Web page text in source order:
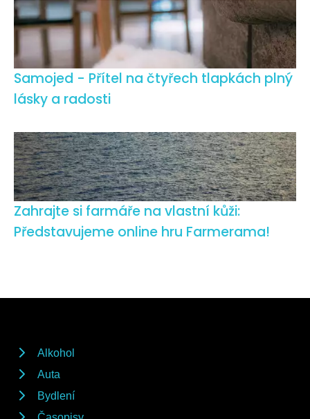
Samojed - Přítel na čtyřech tlapkách plný
lásky a radosti
Zahrajte si farmáře na vlastní kůži:
Představujeme online hru Farmerama!
Alkohol
Auta
Bydlení